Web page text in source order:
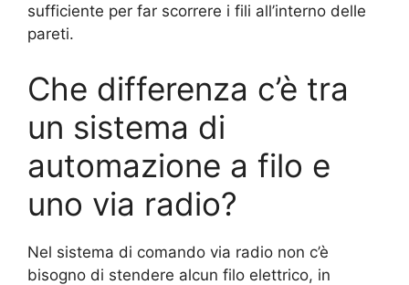
sufficiente per far scorrere i fili all’interno delle
pareti.
Che differenza c’è tra
un sistema di
automazione a filo e
uno via radio?
Nel sistema di comando via radio non c’è
bisogno di stendere alcun filo elettrico, in